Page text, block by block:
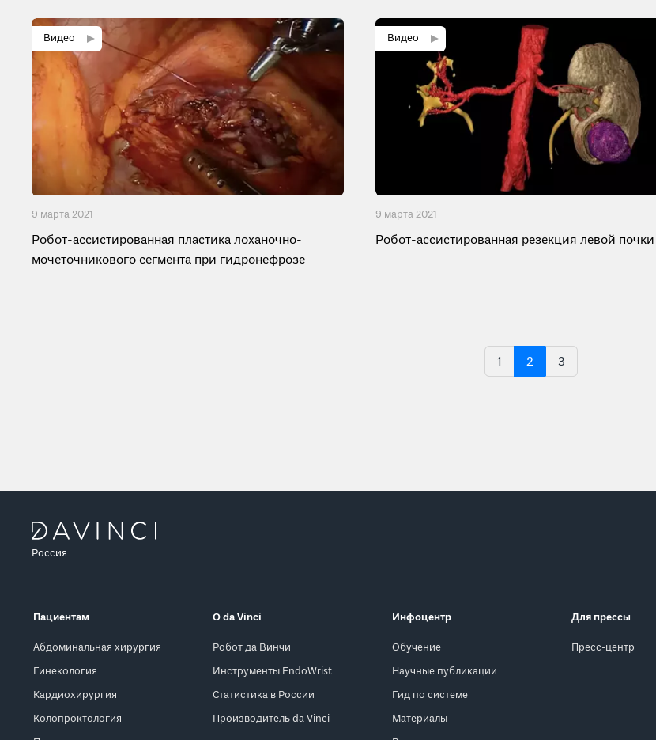
9 мартa 2021
Робот-ассистированная пластика лоханочно-
мочеточникового сегмента при гидронефрозе
9 мартa 2021
Робот-ассистированная резекция левой почки
1 2 3
Россия
Пациентам
Абдоминальная хирургия
Гинекология
Кардиохирургия
Колопроктология
О da Vinci
Робот да Винчи
Инструменты EndoWrist
Статистика в России
Производитель da Vinci
Инфоцентр
Обучение
Научные публикации
Гид по системе
Материалы
Для прессы
Пресс-центр